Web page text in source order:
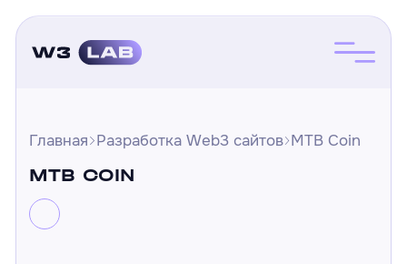
Главная Разработка Web3 сайтов MTB Coin
MTB COIN